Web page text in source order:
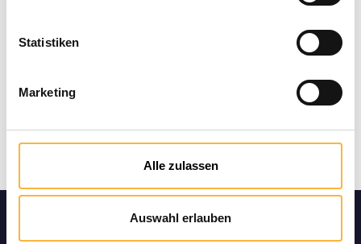
Statistiken
Marketing
Alle zulassen
Auswahl erlauben